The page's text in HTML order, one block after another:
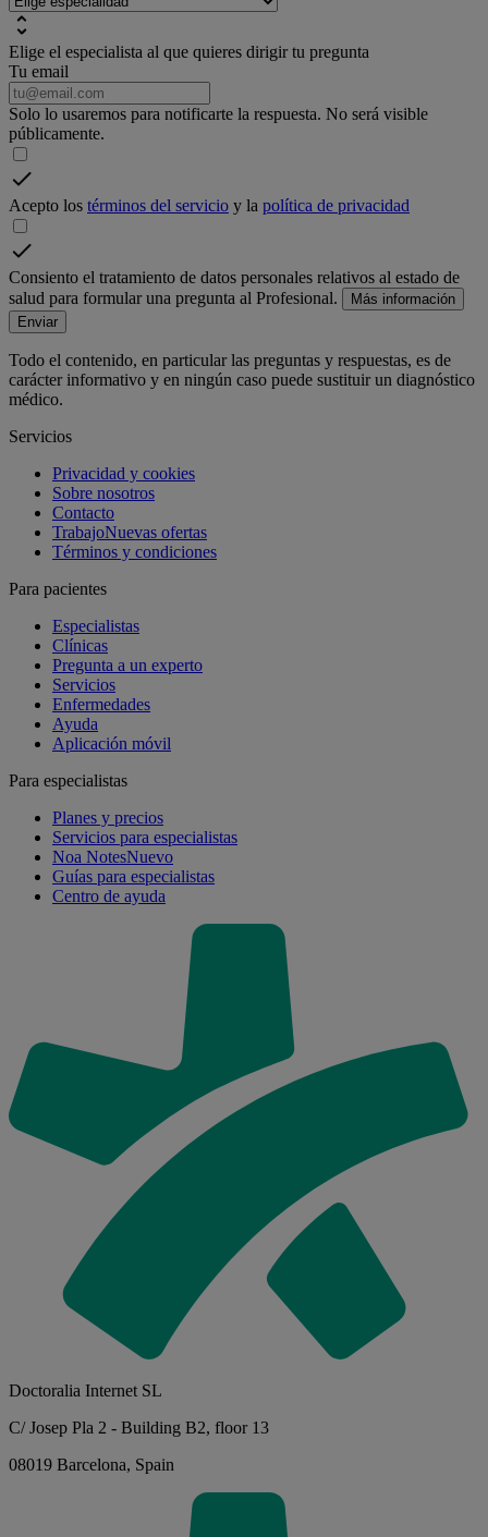
Elige el especialista al que quieres dirigir tu pregunta
Tu email
Solo lo usaremos para notificarte la respuesta. No será visible
públicamente.
Acepto los términos del servicio y la política de privacidad
Consiento el tratamiento de datos personales relativos al estado de
salud para formular una pregunta al Profesional.
Más información
Enviar
Todo el contenido, en particular las preguntas y respuestas, es de
carácter informativo y en ningún caso puede sustituir un diagnóstico
médico.
Servicios
Privacidad y cookies
Sobre nosotros
Contacto
TrabajoNuevas ofertas
Términos y condiciones
Para pacientes
Especialistas
Clínicas
Pregunta a un experto
Servicios
Enfermedades
Ayuda
Aplicación móvil
Para especialistas
Planes y precios
Servicios para especialistas
Noa NotesNuevo
Guías para especialistas
Centro de ayuda
Doctoralia Internet SL
C/ Josep Pla 2 - Building B2, floor 13
08019 Barcelona, Spain